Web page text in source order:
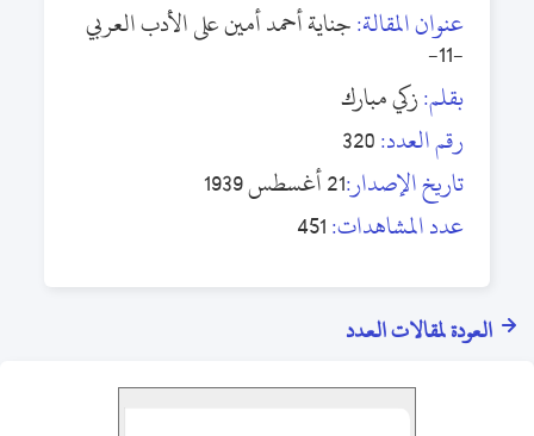
عنوان المقالة:جناية أحمد أمين على الأدب العربي
-11-
بقلم:زكي مبارك
رقم العدد:320
تاريخ الإصدار:21 أغسطس 1939
عدد المشاهدات:451
العودة لمقالات العدد